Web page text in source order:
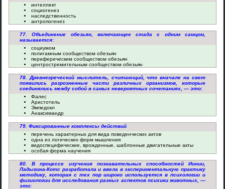
интеллект
социогенез
наследственность
антропогенез
77. Объединение обезьян, включающее стада с одним самцом,
называется:
социумом
полигамным сообществом обезьян
периферическим сообществом обезьян
центростремительным сообществом обезьян
78. Древнегреческий мыслитель, считающий, что вначале на свет
появились разрозненные части различных организмов, которые
соединялись между собой в самых невероятных сочетаниях, — это:
Фалес
Аристотель
Эмпедокл
Анаксимандр
79. Фиксированные комплексы действий
перечень характерных для вида поведенческих актов
одна из логических форм мышления
видоспецифические, врожденные, шаблонные двигательные акты
особая форма научения
80. В процессе изучения познавательных способностей Ионии,
Ладыгина-Котс разработала и ввела в экспериментальную практику
методику, которая с тех пор широко используется в психологии и
физиологии для исследования разных аспектов психики животных, —
это: